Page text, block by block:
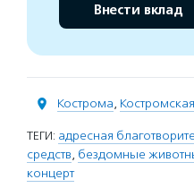
Внести вклад
Кострома,
ТЕГИ: адресная
средств, бездомные
концерт